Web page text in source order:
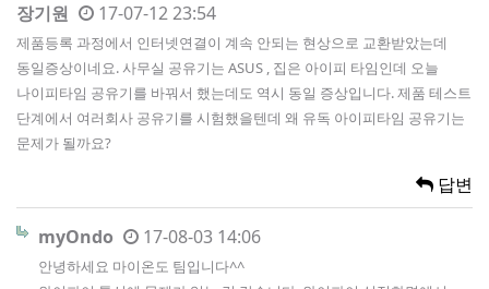
장기원 17-07-12 23:54
제품등록 과정에서 인터넷연결이 계속 안되는 현상으로 교환받았는데
동일증상이네요. 사무실 공유기는 ASUS , 집은 아이피 타임인데 오늘
나이피타임 공유기를 바꿔서 했는데도 역시 동일 증상입니다. 제품 테스트
단계에서 여러회사 공유기를 시험했을텐데 왜 유독 아이피타임 공유기는
문제가 될까요?
답변
myOndo 17-08-03 14:06
안녕하세요 마이온도 팀입니다^^